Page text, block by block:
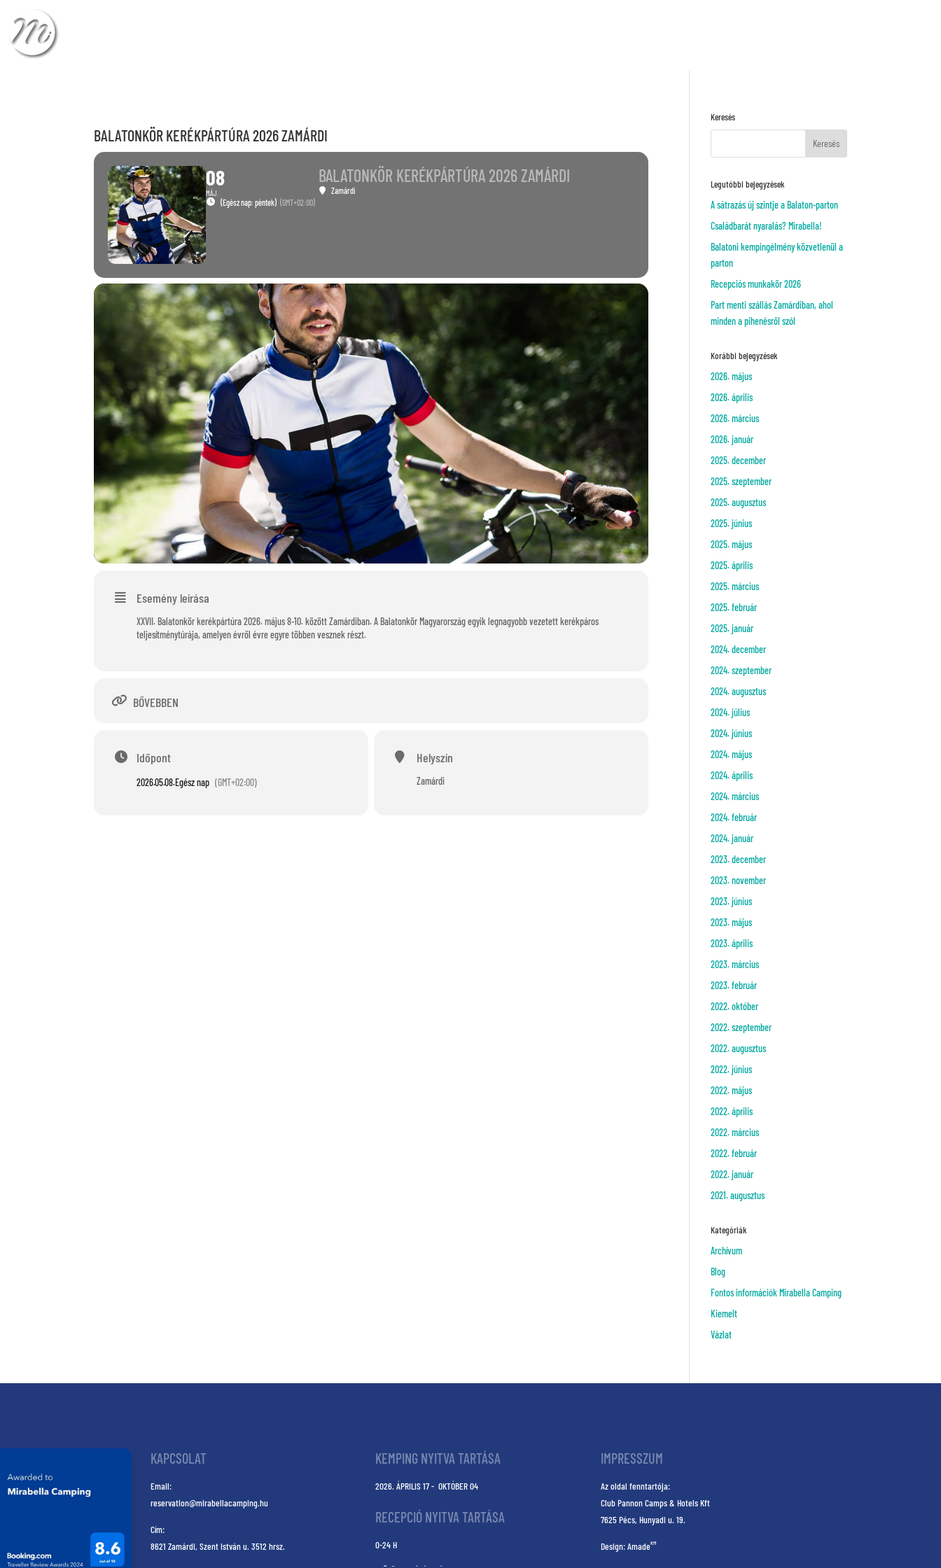
BALATONKÖR KERÉKPÁRTÚRA 2026 ZAMÁRDI
08
MÁJ.
(Egész nap: péntek) (GMT+02:00)
BALATONKÖR KERÉKPÁRTÚRA 2026 ZAMÁRDI
Zamárdi
Esemény leírása
XXVII. Balatonkör kerékpártúra 2026. május 8-10. között Zamárdiban. A Balatonkör Magyarország egyik legnagyobb vezetett kerékpáros
teljesítménytúrája, amelyen évről évre egyre többen vesznek részt.
BŐVEBBEN
Időpont
2026.05.08.Egész nap (GMT+02:00)
Helyszín
Zamárdi
Keresés
Legutóbbi bejegyzések
A sátrazás új szintje a Balaton-parton
Családbarát nyaralás? Mirabella!
Balatoni kempingélmény közvetlenül a
parton
Recepciós munkakör 2026
Part menti szállás Zamárdiban, ahol
minden a pihenésről szól
Korábbi bejegyzések
2026. május
2026. április
2026. március
2026. január
2025. december
2025. szeptember
2025. augusztus
2025. június
2025. május
2025. április
2025. március
2025. február
2025. január
2024. december
2024. szeptember
2024. augusztus
2024. július
2024. június
2024. május
2024. április
2024. március
2024. február
2024. január
2023. december
2023. november
2023. június
2023. május
2023. április
2023. március
2023. február
2022. október
2022. szeptember
2022. augusztus
2022. június
2022. május
2022. április
2022. március
2022. február
2022. január
2021. augusztus
Kategóriák
Archívum
Blog
Fontos információk Mirabella Camping
Kiemelt
Vázlat
KAPCSOLAT
Email:
reservation@mirabellacamping.hu
Cím:
8621 Zamárdi, Szent István u. 3512 hrsz.
KEMPING NYITVA TARTÁSA
2026. ÁPRILIS 17 - OKTÓBER 04
RECEPCIÓ NYITVA TARTÁSA
0-24 H
IMPRESSZUM
Az oldal fenntartója:
Club Pannon Camps & Hotels Kft
7625 Pécs, Hunyadi u. 19.
Design:AmadeKM